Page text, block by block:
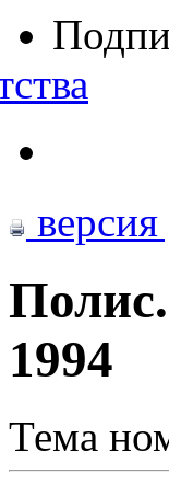
1994
Тема